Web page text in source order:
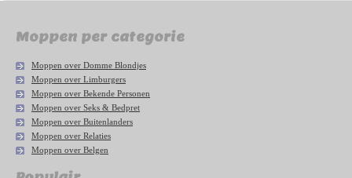
Moppen per categorie
Moppen over Domme Blondjes
Moppen over Limburgers
Moppen over Bekende Personen
Moppen over Seks & Bedpret
Moppen over Buitenlanders
Moppen over Relaties
Moppen over Belgen